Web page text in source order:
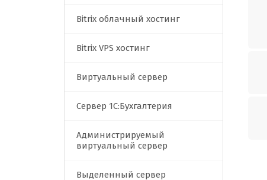
Bitrix облачный хостинг
Bitrix VPS хостинг
Виртуальный сервер
Сервер 1C:Бухгалтерия
Администрируемый
виртуальный сервер
Выделенный сервер